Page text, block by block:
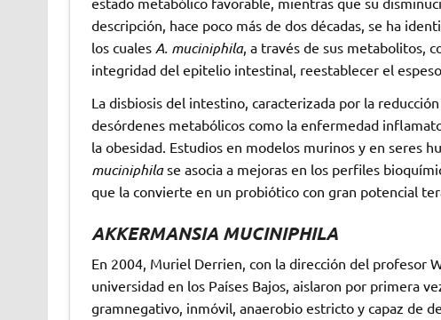
descripción, hace poco más de dos décadas, se ha
los cuales A. muciniphila, a través de sus metabolitos,
integridad del epitelio intestinal, reestablecer el
La disbiosis del intestino, caracterizada por la
desórdenes metabólicos como la enfermedad
la obesidad. Estudios en modelos murinos y en seres
muciniphilase asocia a mejoras en los perfiles
que la convierte en un probiótico con gran potencial
AKKERMANSIA MUCINIPHILA
En 2004, Muriel Derrien, con la dirección del profesor
universidad en los Países Bajos, aislaron por primera
gramnegativo, inmóvil, anaerobio estricto y capaz de